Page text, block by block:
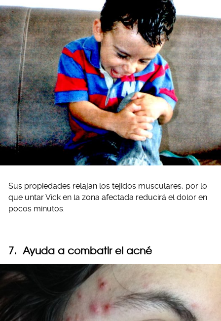
Sus propiedades relajan los tejidos musculares, por lo
que untar Vick en la zona afectada reducirá el dolor en
pocos minutos.
7. Ayuda a combatir el acné